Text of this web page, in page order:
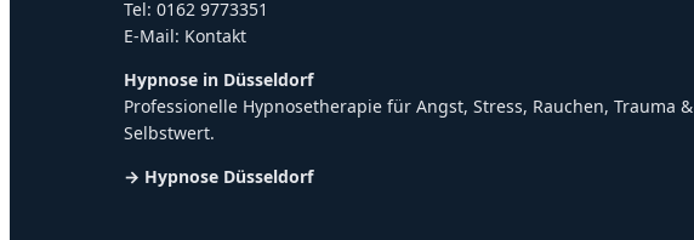
Tel: 0162 9773351
E-Mail: Kontakt
Hypnose in Düsseldorf
Professionelle Hypnosetherapie für Angst, Stress, Rauchen, Trauma &
Selbstwert.
→ Hypnose Düsseldorf